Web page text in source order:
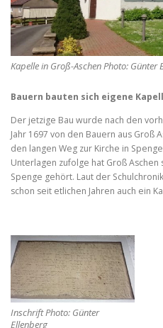
e
.
i
.
Kapelle in Groß-Aschen Photo: Günter
Bauern bauten sich eigene
Der jetzige Bau wurde nach den
Jahr 1697 von den Bauern aus Groß
den langen Weg zur Kirche in
Unterlagen zufolge hat Groß Aschen
Spenge gehört. Laut der
schon seit etlichen Jahren auch ein
Inschrift Photo: Günter
Ellenberg